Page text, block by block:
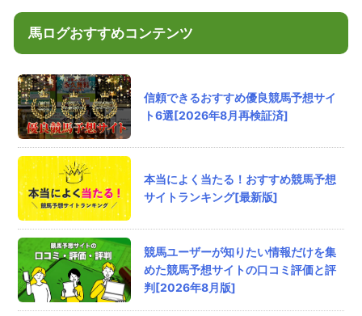
匿名さん
ラクショーPLUSの口コミ
ラクショーplusは情報精度をウリにしているだ
けあって的確な読みには毎度うならされます。
評価：
匿名さん
サラコレの口コミ
極上トライアルパックがハマるかどうかでサラ
コレの評価が決まるみたいですね
私も運良くトライアルパックで30万くらい頂い
た組です
評価：
馬ログおすすめコンテンツ
信頼できるおすすめ優良競馬予想サイ
ト6選[2026年8月再検証済]
本当によく当たる！おすすめ競馬予想
サイトランキング[最新版]
競馬ユーザーが知りたい情報だけを集
めた競馬予想サイトの口コミ評価と評
判[2026年8月版]